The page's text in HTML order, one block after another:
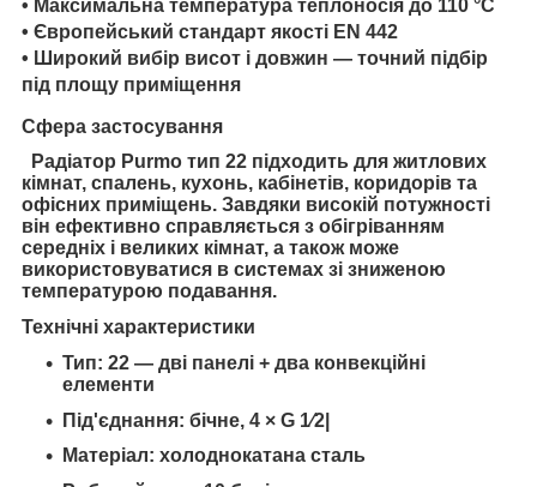
• Максимальна температура теплоносія до 110 °C
• Європейський стандарт якості EN 442
• Широкий вибір висот і довжин — точний підбір
під площу приміщення
Сфера застосування
Радіатор Purmo тип 22 підходить для житлових
кімнат, спалень, кухонь, кабінетів, коридорів та
офісних приміщень. Завдяки високій потужності
він ефективно справляється з обігріванням
середніх і великих кімнат, а також може
використовуватися в системах зі зниженою
температурою подавання.
Технічні характеристики
Тип: 22 — дві панелі + два конвекційні
елементи
Під'єднання: бічне, 4 × G 1⁄2|
Матеріал: холоднокатана сталь